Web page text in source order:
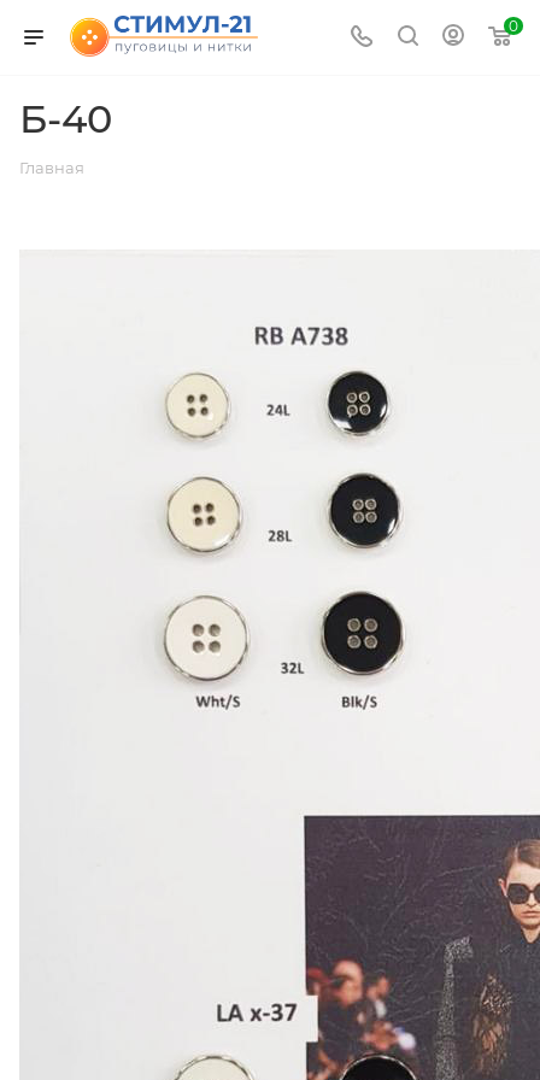
0
Б-40
Главная